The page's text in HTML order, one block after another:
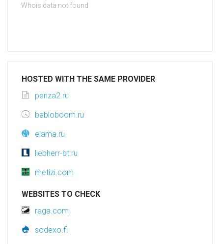
Whois data not found
HOSTED WITH THE SAME PROVIDER
penza2.ru
babloboom.ru
elama.ru
liebherr-bt.ru
metizi.com
WEBSITES TO CHECK
raga.com
sodexo.fi